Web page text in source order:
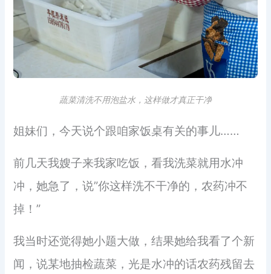
蔬菜清洗不用泡盐水，这样做才真正干净
姐妹们，今天说个跟咱家饭桌有关的事儿……
前几天我嫂子来我家吃饭，看我洗菜就用水冲
冲，她急了，说”你这样洗不干净的，农药冲不
掉！”
我当时还觉得她小题大做，结果她给我看了个新
闻，说某地抽检蔬菜，光是水冲的话农药残留去